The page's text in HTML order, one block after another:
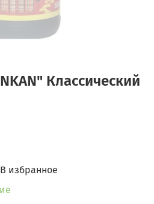
Классический
В избранное